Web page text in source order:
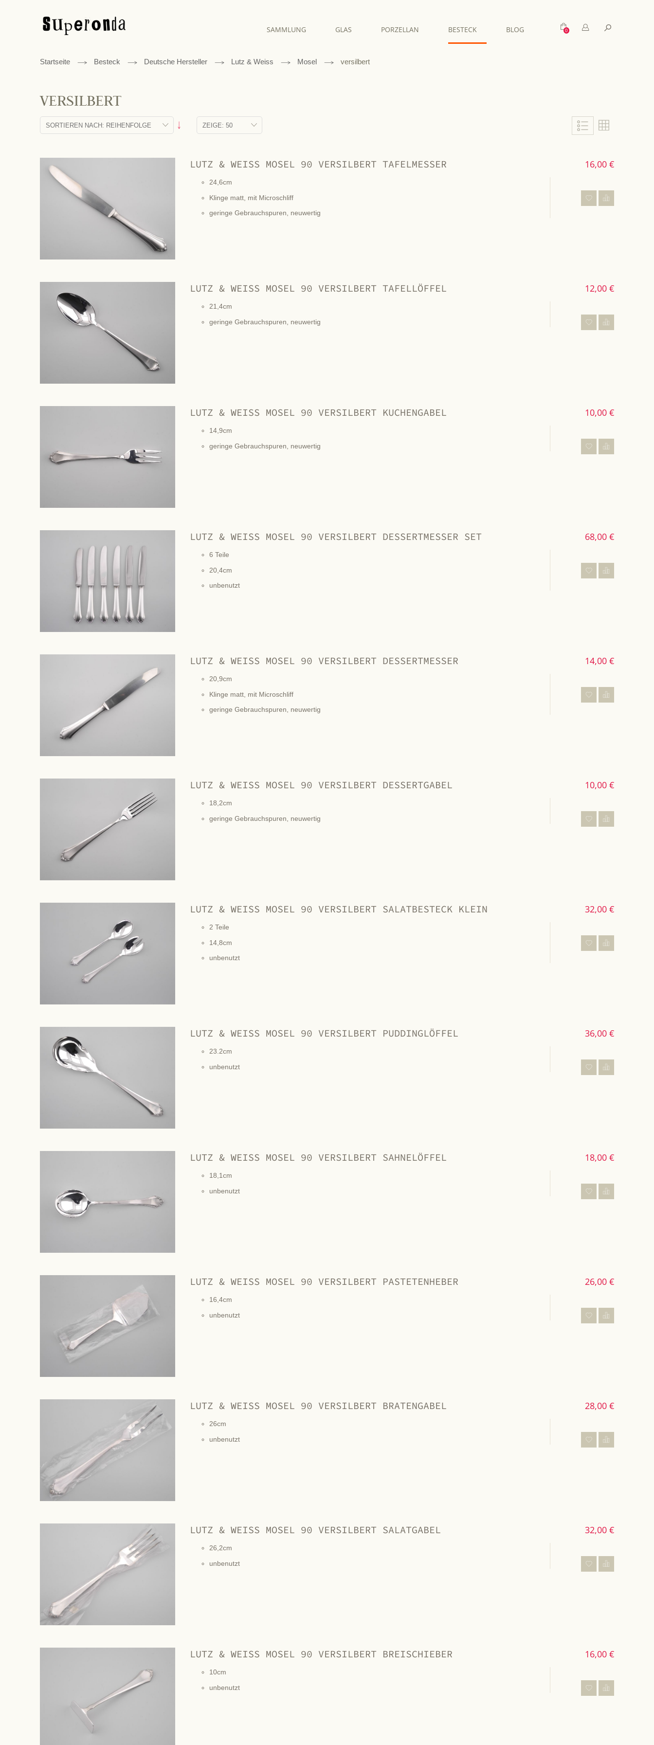
SAMMLUNG GLAS PORZELLAN BESTECK BLOG Mein WarenkorbSuche
Startseite Besteck Deutsche Hersteller Lutz & Weiss Mosel versilbert
VERSILBERT
Liste
Absteigend
sortieren
LUTZ & WEISS MOSEL 90 VERSILBERT TAFELMESSER
24,6cm
Klinge matt, mit Microschliff
geringe Gebrauchspuren, neuwertig
16,00 €
LUTZ & WEISS MOSEL 90 VERSILBERT TAFELLÖFFEL
21,4cm
geringe Gebrauchspuren, neuwertig
12,00 €
LUTZ & WEISS MOSEL 90 VERSILBERT KUCHENGABEL
14,9cm
geringe Gebrauchspuren, neuwertig
10,00 €
LUTZ & WEISS MOSEL 90 VERSILBERT DESSERTMESSER SET
6 Teile
20,4cm
unbenutzt
68,00 €
LUTZ & WEISS MOSEL 90 VERSILBERT DESSERTMESSER
20,9cm
Klinge matt, mit Microschliff
geringe Gebrauchspuren, neuwertig
14,00 €
LUTZ & WEISS MOSEL 90 VERSILBERT DESSERTGABEL
18,2cm
geringe Gebrauchspuren, neuwertig
10,00 €
LUTZ & WEISS MOSEL 90 VERSILBERT SALATBESTECK KLEIN
2 Teile
14,8cm
unbenutzt
32,00 €
LUTZ & WEISS MOSEL 90 VERSILBERT PUDDINGLÖFFEL
23.2cm
unbenutzt
36,00 €
LUTZ & WEISS MOSEL 90 VERSILBERT SAHNELÖFFEL
18,1cm
unbenutzt
18,00 €
LUTZ & WEISS MOSEL 90 VERSILBERT PASTETENHEBER
16,4cm
unbenutzt
26,00 €
LUTZ & WEISS MOSEL 90 VERSILBERT BRATENGABEL
26cm
unbenutzt
28,00 €
LUTZ & WEISS MOSEL 90 VERSILBERT SALATGABEL
26,2cm
unbenutzt
32,00 €
LUTZ & WEISS MOSEL 90 VERSILBERT BREISCHIEBER
10cm
unbenutzt
16,00 €